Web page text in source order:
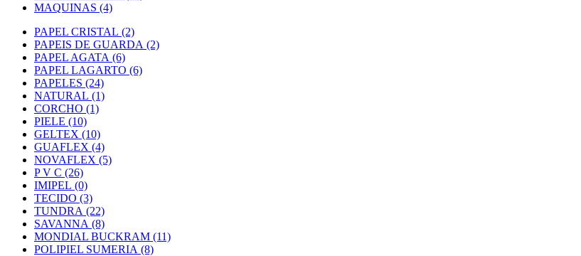
MAQUINAS (4)
PAPEL CRISTAL (2)
PAPEIS DE GUARDA (2)
PAPEL AGATA (6)
PAPEL LAGARTO (6)
PAPELES (24)
NATURAL (1)
CORCHO (1)
PIELE (10)
GELTEX (10)
GUAFLEX (4)
NOVAFLEX (5)
P V C (26)
IMIPEL (0)
TECIDO (3)
TUNDRA (22)
SAVANNA (8)
MONDIAL BUCKRAM (11)
POLIPIEL SUMERIA (8)